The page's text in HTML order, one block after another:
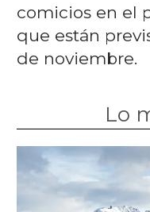
comicios en el
que están
de noviembre.
Lo